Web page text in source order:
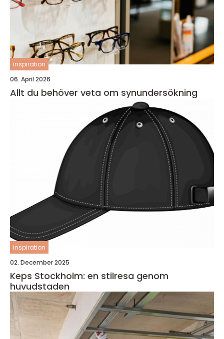
inspiration
06. April 2026
Allt du behöver veta om synundersökning
inspiration
02. December 2025
Keps Stockholm: en stilresa genom
huvudstaden